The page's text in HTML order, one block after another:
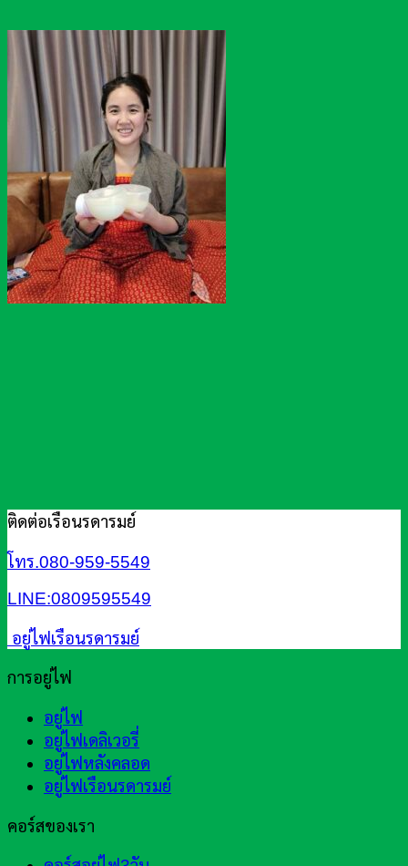
ติดต่อเรือนรดารมย์
โทร.080-959-5549
LINE:0809595549
อยู่ไฟเรือนรดารมย์
การอยู่ไฟ
อยู่ไฟ
อยู่ไฟเดลิเวอรี่
อยู่ไฟหลังคลอด
อยู่ไฟเรือนรดารมย์
คอร์สของเรา